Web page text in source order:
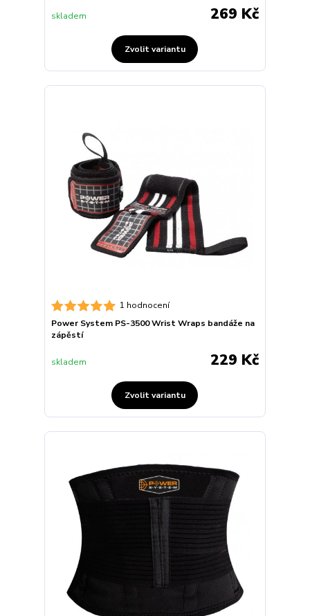
269 Kč
skladem
Zvolit variantu
1 hodnocení
Power System PS-3500 Wrist Wraps bandáže na
zápěstí
229 Kč
skladem
Zvolit variantu